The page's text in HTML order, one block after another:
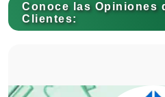
Carnicerías
Conoce las Opiniones
Clientes: